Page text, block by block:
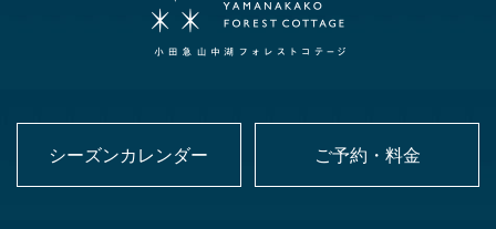
シーズンカレンダー ご予約・料金